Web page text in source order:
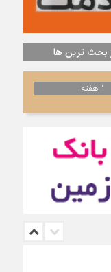
بحث ترین ها
1 هفته